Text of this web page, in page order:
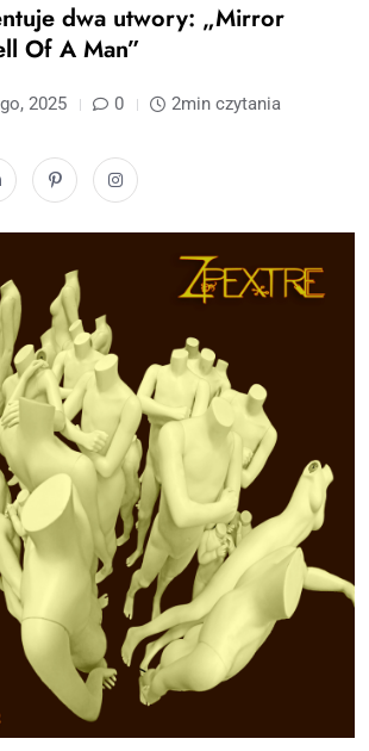
dwa utwory: „Mirror
Of A Man”
2025 0 2min czytania